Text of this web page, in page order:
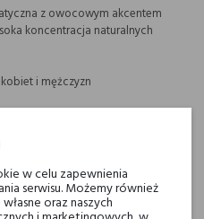
z owocowym akcentem
koncentracja naturalnych
i mężczyzn
tajemniczej i pełnej głębi.
– sprawdzi się szczególnie w
moc w pełni rozkwitają.
w celu zapewnienia
serwisu. Możemy również
oraz naszych